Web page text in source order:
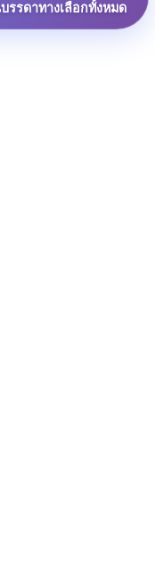
รรดาทางเลือกทั้งหมด